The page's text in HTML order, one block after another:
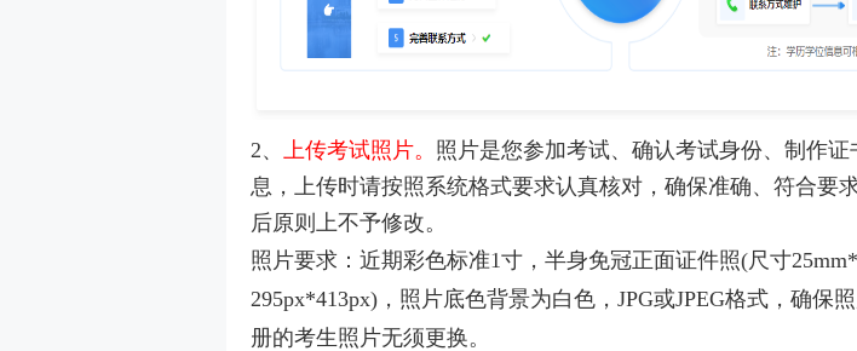
2、 上传考试照片。 照片是您参加考试、确认考试身份、制作证
息，上传时请按照系统格式要求认真核对，确保准确、符合要
后原则上不予修改。
照片要求：近期彩色标准1寸，半身免冠正面证件照(尺寸
295px*413px)，照片底色背景为白色，JPG或JPEG格式，确保
册的考生照片无须更换。